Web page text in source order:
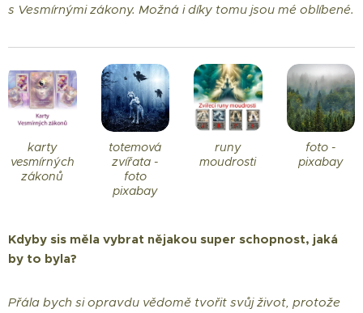
s Vesmírnými zákony. Možná i díky tomu jsou mé oblíbené.
karty
vesmírných
zákonů
totemová
zvířata -
foto
pixabay
runy
moudrosti
foto -
pixabay
Kdyby sis měla vybrat nějakou super schopnost, jaká
by to byla?
Přála bych si opravdu vědomě tvořit svůj život, protože